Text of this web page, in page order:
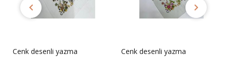
Cenk desenli yazma Cenk desenli yazma